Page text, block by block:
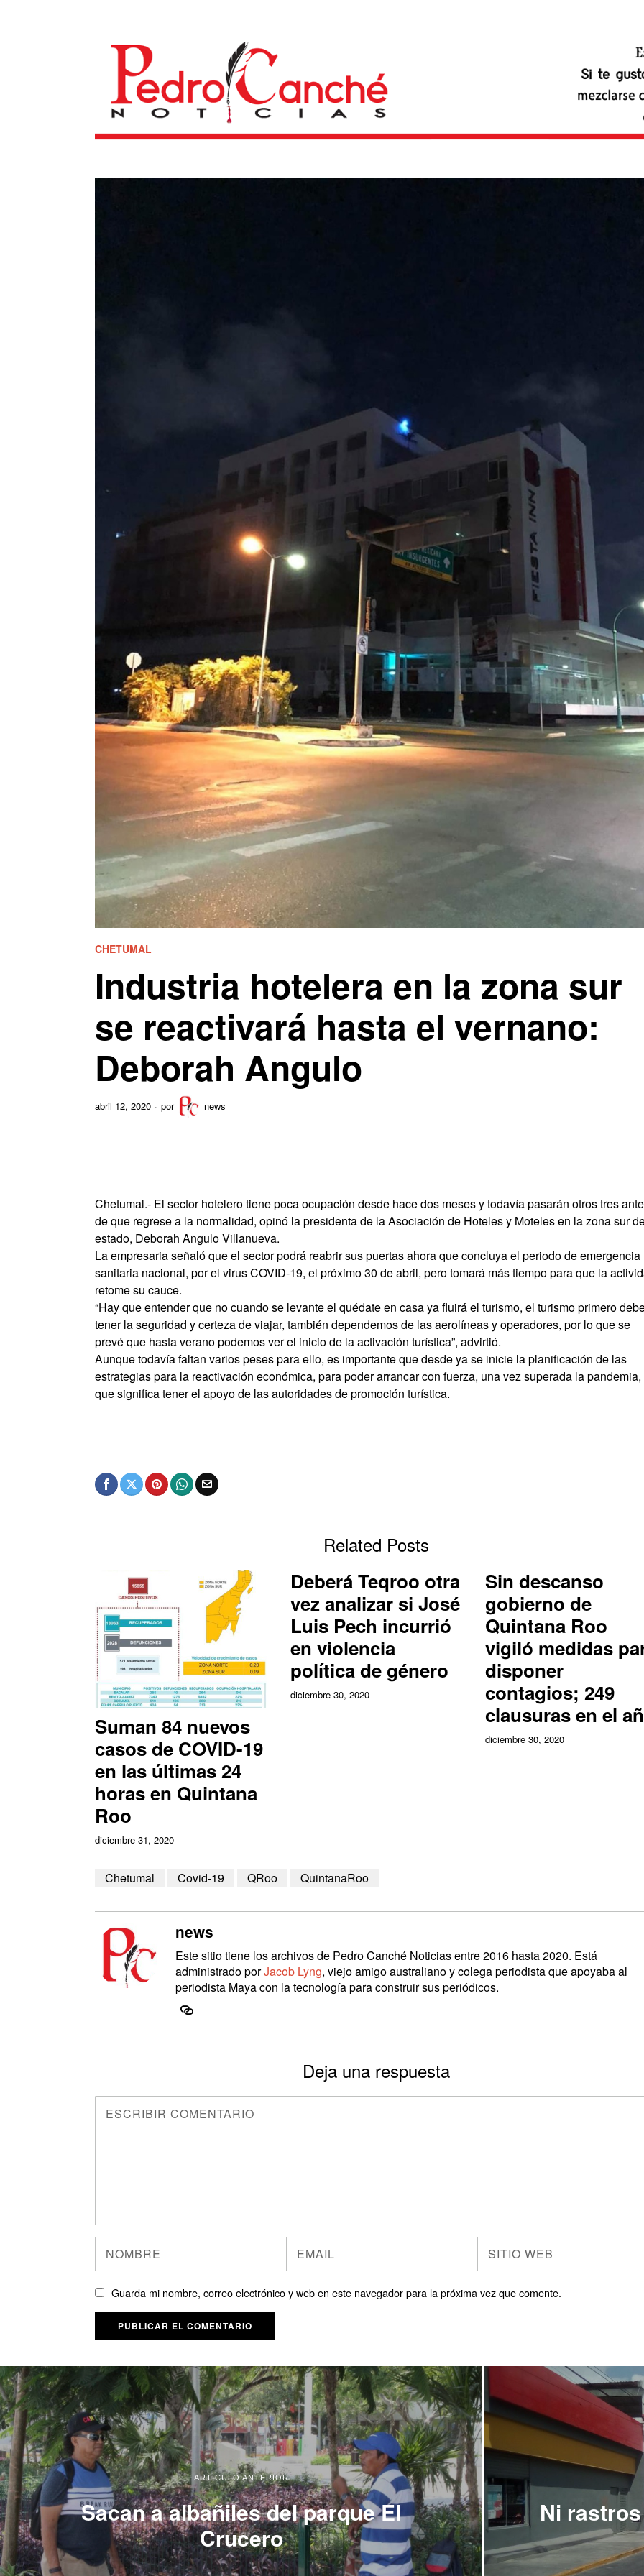
CHETUMAL
Industria hotelera en la zona sur
se reactivará hasta el vernano:
Deborah Angulo
abril 12, 2020 por news
Chetumal.- El sector hotelero tiene poca ocupación desde hace dos meses y todavía pasarán otros tres
de que regrese a la normalidad, opinó la presidenta de la Asociación de Hoteles y Moteles en la zona sur
estado, Deborah Angulo Villanueva.
La empresaria señaló que el sector podrá reabrir sus puertas ahora que concluya el periodo de emergencia
sanitaria nacional, por el virus COVID-19, el próximo 30 de abril, pero tomará más tiempo para que la
retome su cauce.
“Hay que entender que no cuando se levante el quédate en casa ya fluirá el turismo, el turismo primero
tener la seguridad y certeza de viajar, también dependemos de las aerolíneas y operadores, por lo que se
prevé que hasta verano podemos ver el inicio de la activación turística”, advirtió.
Aunque todavía faltan varios peses para ello, es importante que desde ya se inicie la planificación de las
estrategias para la reactivación económica, para poder arrancar con fuerza, una vez superada la
que significa tener el apoyo de las autoridades de promoción turística.
Related Posts
Suman 84 nuevos
casos de COVID-19
en las últimas 24
horas en Quintana
Roo
diciembre 31, 2020
Deberá Teqroo otra
vez analizar si José
Luis Pech incurrió
en violencia
política de género
diciembre 30, 2020
Sin descanso
gobierno de
Quintana Roo
vigiló medidas
disponer
contagios; 249
clausuras en el
diciembre 30, 2020
Chetumal Covid-19 QRoo QuintanaRoo
news
Este sitio tiene los archivos de Pedro Canché Noticias entre 2016 hasta 2020. Está
administrado porJacob Lyng, viejo amigo australiano y colega periodista que apoyaba al
periodista Maya con la tecnología para construir sus periódicos.
Deja una respuesta
Guarda mi nombre, correo electrónico y web en este navegador para la próxima vez que comente.
ARTÍCULO ANTERIOR
Sacan a albañiles del parque El
Crucero
Ni